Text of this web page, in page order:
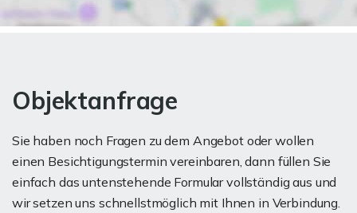
Objektanfrage
Sie haben noch Fragen zu dem Angebot oder wollen
einen Besichtigungstermin vereinbaren, dann füllen Sie
einfach das untenstehende Formular vollständig aus und
wir setzen uns schnellstmöglich mit Ihnen in Verbindung.